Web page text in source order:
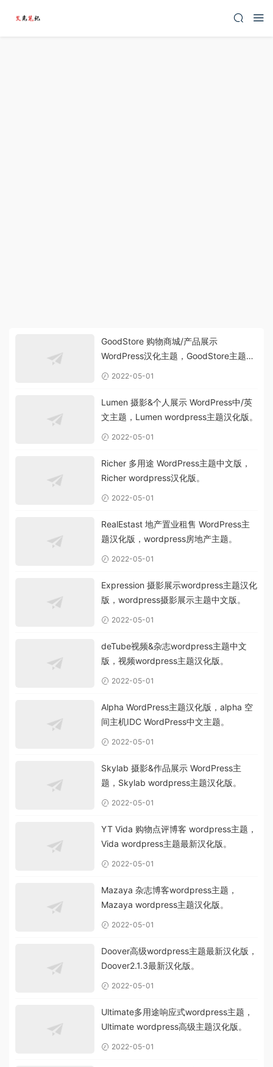
GoodStore 购物商城/产品展示
WordPress汉化主题，GoodStore主题中
文版。
2022-05-01
Lumen 摄影&个人展示 WordPress中/英
文主题，Lumen wordpress主题汉化版。
2022-05-01
Richer 多用途 WordPress主题中文版，
Richer wordpress汉化版。
2022-05-01
RealEstast 地产置业租售 WordPress主
题汉化版，wordpress房地产主题。
2022-05-01
Expression 摄影展示wordpress主题汉化
版，wordpress摄影展示主题中文版。
2022-05-01
deTube视频&杂志wordpress主题中文
版，视频wordpress主题汉化版。
2022-05-01
Alpha WordPress主题汉化版，alpha 空
间主机IDC WordPress中文主题。
2022-05-01
Skylab 摄影&作品展示 WordPress主
题，Skylab wordpress主题汉化版。
2022-05-01
YT Vida 购物点评博客 wordpress主题，
Vida wordpress主题最新汉化版。
2022-05-01
Mazaya 杂志博客wordpress主题，
Mazaya wordpress主题汉化版。
2022-05-01
Doover高级wordpress主题最新汉化版，
Doover2.1.3最新汉化版。
2022-05-01
Ultimate多用途响应式wordpress主题，
Ultimate wordpress高级主题汉化版。
2022-05-01